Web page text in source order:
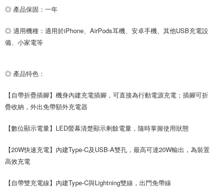
◎ 產品保固：一年
◎ 適用機種：適用於iPhone、AirPods耳機、安卓手機、其他USB充電設
備、小家電等
◎ 產品特色：
【自帶折疊插腳】機身內建充電插腳，可直接為行動電源充電；插腳可折
疊收納，外出免帶額外充電器
【數位顯示電量】LED螢幕清楚顯示剩餘電量，隨時掌握使用狀態
【20W快速充電】內建Type-C及USB-A雙孔，最高可達20W輸出，為裝置
高效充電
【自帶雙充電線】內建Type-C與Lightning雙線，出門免帶線